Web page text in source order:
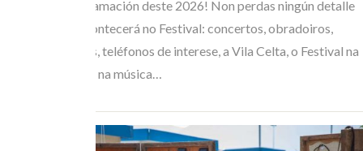
Consulta a programación deste 2026! Non perdas ningún detalle
de todo o que acontecerá no Festival: concertos, obradoiros,
horarios de buses, teléfonos de interese, a Vila Celta, o Festival na
Rúa… Mergúllate na música…